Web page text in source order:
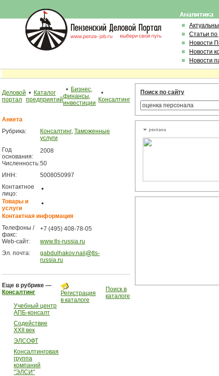
Статьи
Новости
Новости
Новости
Деловой
портал
• Каталог
предприятий
• Бизнес,
финансы,
инвестиции
•
Консалтинг
Анкета
Рубрика:
Консалтинг, Таможенные
услуги
Год
основания:
2008
Численность:50
ИНН:
5008050997
Контактное
лицо:
Товары и
услуги
Контактная информация
Телефоны /
факс:
+7 (495) 408-78-05
Web-сайт:
www.tls-russia.ru
Эл. почта:
gabdulhakov.nail
tls-
russia.ru
Еще в рубрике —
Консалтинг
Учебный центр
АПБ-консалт
Содействие
XXII век
ЭЛСОФТ
Консалтинговая
группа
компаний
"ЭЛСИ"
Регистрация
в каталоге
Поиск в
каталоге
Поиск по сайту